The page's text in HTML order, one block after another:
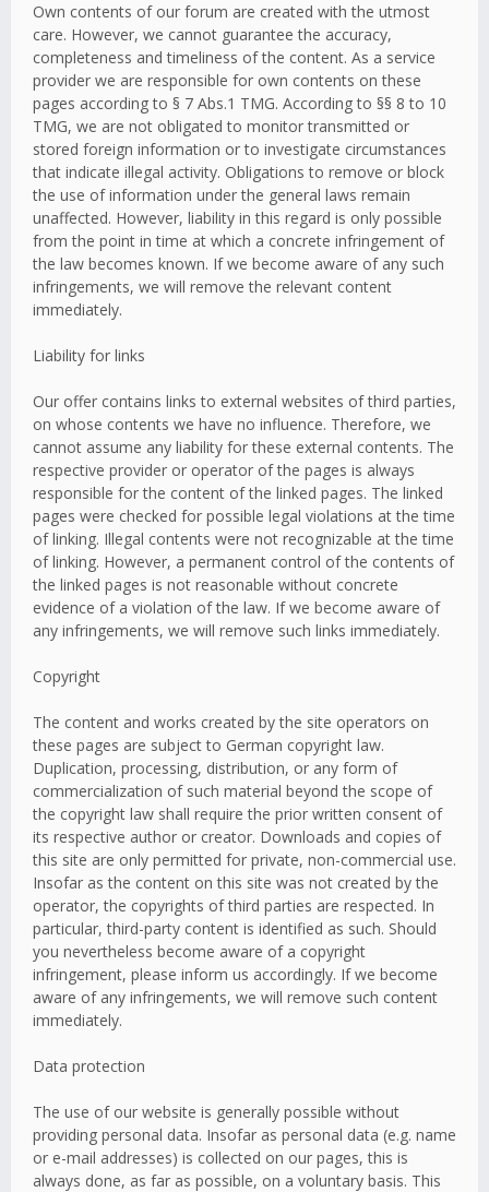
Own contents of our forum are created with the utmost
care. However, we cannot guarantee the accuracy,
completeness and timeliness of the content. As a service
provider we are responsible for own contents on these
pages according to § 7 Abs.1 TMG. According to §§ 8 to 10
TMG, we are not obligated to monitor transmitted or
stored foreign information or to investigate circumstances
that indicate illegal activity. Obligations to remove or block
the use of information under the general laws remain
unaffected. However, liability in this regard is only possible
from the point in time at which a concrete infringement of
the law becomes known. If we become aware of any such
infringements, we will remove the relevant content
immediately.
Liability for links
Our offer contains links to external websites of third parties,
on whose contents we have no influence. Therefore, we
cannot assume any liability for these external contents. The
respective provider or operator of the pages is always
responsible for the content of the linked pages. The linked
pages were checked for possible legal violations at the time
of linking. Illegal contents were not recognizable at the time
of linking. However, a permanent control of the contents of
the linked pages is not reasonable without concrete
evidence of a violation of the law. If we become aware of
any infringements, we will remove such links immediately.
Copyright
The content and works created by the site operators on
these pages are subject to German copyright law.
Duplication, processing, distribution, or any form of
commercialization of such material beyond the scope of
the copyright law shall require the prior written consent of
its respective author or creator. Downloads and copies of
this site are only permitted for private, non-commercial use.
Insofar as the content on this site was not created by the
operator, the copyrights of third parties are respected. In
particular, third-party content is identified as such. Should
you nevertheless become aware of a copyright
infringement, please inform us accordingly. If we become
aware of any infringements, we will remove such content
immediately.
Data protection
The use of our website is generally possible without
providing personal data. Insofar as personal data (e.g. name
or e-mail addresses) is collected on our pages, this is
always done, as far as possible, on a voluntary basis. This